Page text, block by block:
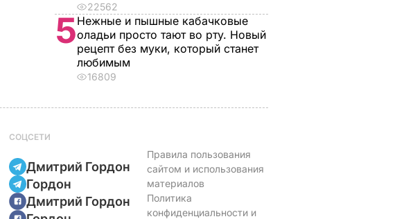
22562
5Нежные и пышные кабачковые
оладьи просто тают во рту. Новый
рецепт без муки, который станет
любимым
16809
СОЦСЕТИ
Дмитрий Гордон
Гордон
Дмитрий Гордон
Правила пользования
сайтом и использования
материалов
Политика
конфиденциальности и